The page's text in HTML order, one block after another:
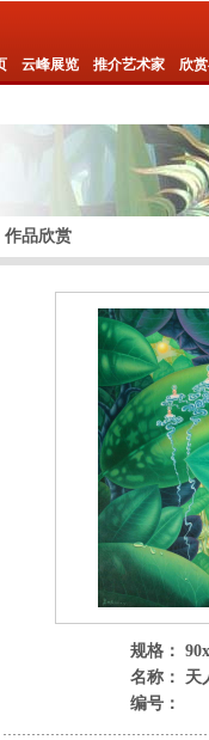
云峰展览 推介艺术家 欣
作品欣赏
规格：
名称： 天
编号：